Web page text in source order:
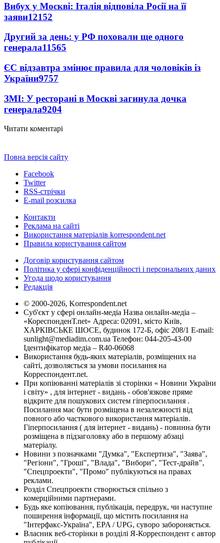
Вибух у Москві: Італія відповіла Росії на її
заяви12152
Другий за день: у РФ поховали ще одного
генерала11565
ЄС відзавтра змінює правила для чоловіків із
України9757
ЗМІ: У ресторані в Москві загинула дочка
генерала9204
Читати коментарі
Повна версія сайту
Facebook
Twitter
RSS-стрічки
E-mail розсилка
Контакти
Реклама на сайті
Використання матеріалів korrespondent.net
Правила користування сайтом
Договір користування сайтом
Політика у сфері конфіденційності і персональних даних
Угода щодо користування
Редакція
© 2000-2026, Korrespondent.net
Суб'єкт у сфері онлайн-медіа Назва онлайн-медіа –
«КореспонденТ.net» Адреса: 02091, місто Київ,
ХАРКІВСЬКЕ ШОСЕ, будинок 172-Б, офіс 208/1 E-mail:
sunlight@mediadim.com.ua Телефон: 044-205-43-00
Ідентифікатор медіа – R40-06068
Використання будь-яких матеріалів, розміщених на
сайті, дозволяється за умови посилання на
Корреспондент.net.
При копіюванні матеріалів зі сторінки « Новини України
і світу» , для інтернет - видань - обов'язкове пряме
відкрите для пошукових систем гіперпосилання .
Посилання має бути розміщена в незалежності від
повного або часткового використання матеріалів.
Гіперпосилання ( для інтернет - видань) - повинна бути
розміщена в підзаголовку або в першому абзаці
матеріалу.
Новини з позначками "Думка", "Експертиза", "Заява",
"Регіони", "Гроші", "Влада", "Вибори", "Тест-драйв",
"Спецпроекти", "Промо" публікуються на правах
реклами.
Розділ Спецпроекти створюється спільно з
комерційними партнерами.
Будь яке копіювання, публікація, передрук, чи наступне
поширення інформації, що містить посилання на
"Інтерфакс-Україна", EPA / UPG, суворо забороняється.
Власник веб-сторінки в розділі Я-Корреспондент є автор